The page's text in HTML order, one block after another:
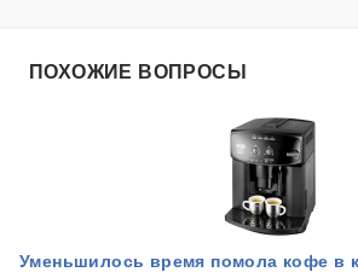
ПОХОЖИЕ ВОПРОСЫ
Уменьшилось время помола кофе в